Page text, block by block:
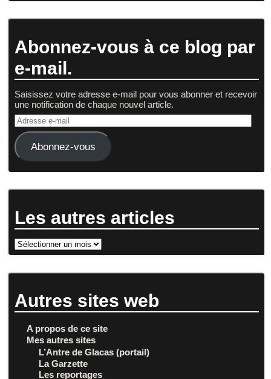
Abonnez-vous à ce blog par
e-mail.
Saisissez votre adresse e-mail pour vous abonner et recevoir
une notification de chaque nouvel article.
Abonnez-vous
Les autres articles
Autres sites web
A propos de ce site
Mes autres sites
L’Antre de Glacas (portail)
La Garzette
Les reportages